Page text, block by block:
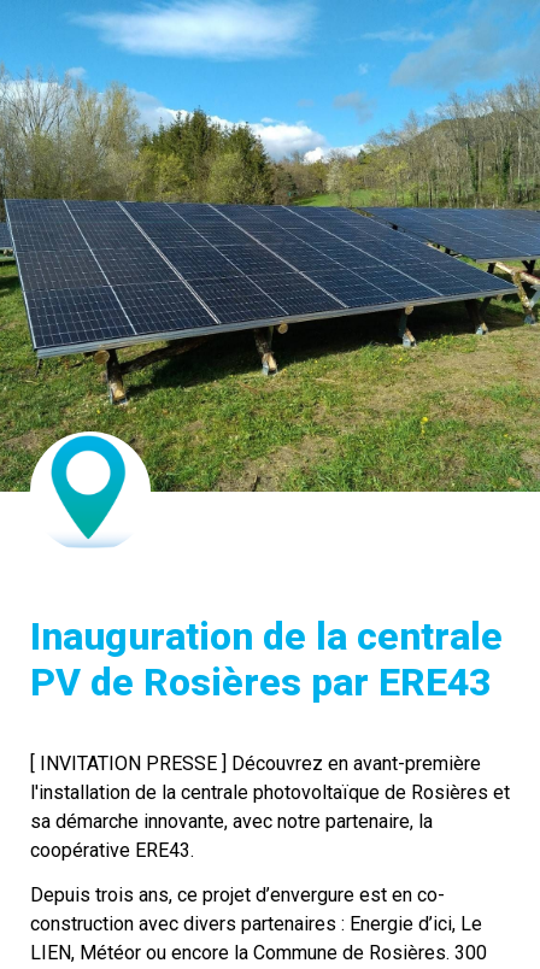
Inauguration de la centrale
PV de Rosières par ERE43
[ INVITATION PRESSE ] Découvrez en avant-première
l'installation de la centrale photovoltaïque de Rosières et
sa démarche innovante, avec notre partenaire, la
coopérative ERE43.
Depuis trois ans, ce projet d’envergure est en co-
construction avec divers partenaires : Energie d’ici, Le
LIEN, Météor ou encore la Commune de Rosières. 300